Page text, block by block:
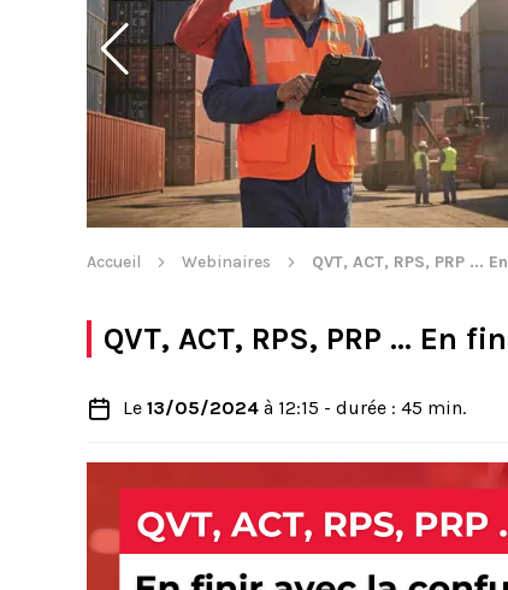
Accueil Webinaires QVT, ACT, RPS, PRP
QVT, ACT, RPS, PRP ... En
Le 13/05/2024 à 12:15 - durée : 45 min.